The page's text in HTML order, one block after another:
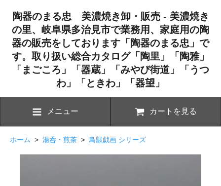
陶器のまる忠 美濃焼き卸・販売 - 美濃焼き
の里、岐阜県多治見市で業務用、家庭用の陶
器の販売をしております「陶器のまる忠」で
す。取り扱い総合カタログ「陶里」「陶雅」
「まごころ」「器蔵」「みやび街道」「うつ
わ」「ときわ」「器望」
メニュー カートを見る
ホーム > 湯呑・煎茶 > 鳥獣戯画 シリーズ